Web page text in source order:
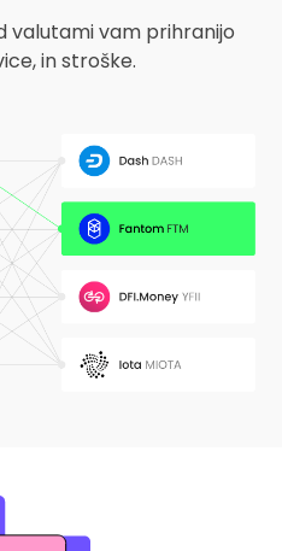
valutami vam prihranijo
in stroške.